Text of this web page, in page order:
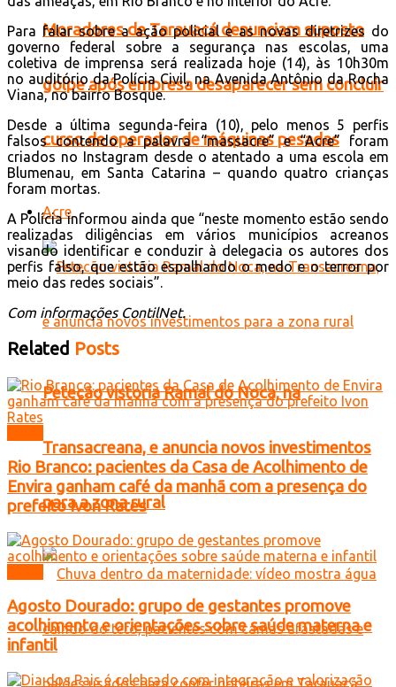
Moradores de Tarauacá denunciam suposto
golpe após empresa desaparecer sem concluir
curso de operador de máquinas pesadas
Acre
Petecão vistoria Ramal do Noca, na
Transacreana, e anuncia novos investimentos
para a zona rural
Para falar sobre a ação policial e as novas diretrizes do
governo federal sobre a segurança nas escolas, uma
coletiva de imprensa será realizada hoje (14), às 10h30m
no auditório da Polícia Civil, na Avenida Antônio da Rocha
Viana, no bairro Bosque.
Desde a última segunda-feira (10), pelo menos 5 perfis
falsos contendo a palavra “massacre” e “Acre” foram
criados no Instagram desde o atentado a uma escola em
Blumenau, em Santa Catarina – quando quatro crianças
foram mortas.
A Polícia informou ainda que “neste momento estão sendo
realizadas diligências em vários municípios acreanos
visando identificar e conduzir à delegacia os autores dos
perfis falso, que estão espalhando o medo e o terror por
meio das redes sociais”.
Com informações ContilNet.
Related Posts
Rio Branco: pacientes da Casa de Acolhimento de
Envira ganham café da manhã com a presença do
prefeito Ivon Rates
Agosto Dourado: grupo de gestantes promove
acolhimento e orientações sobre saúde materna e
infantil